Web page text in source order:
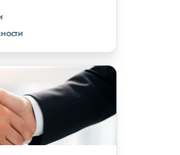
компании
безопасности